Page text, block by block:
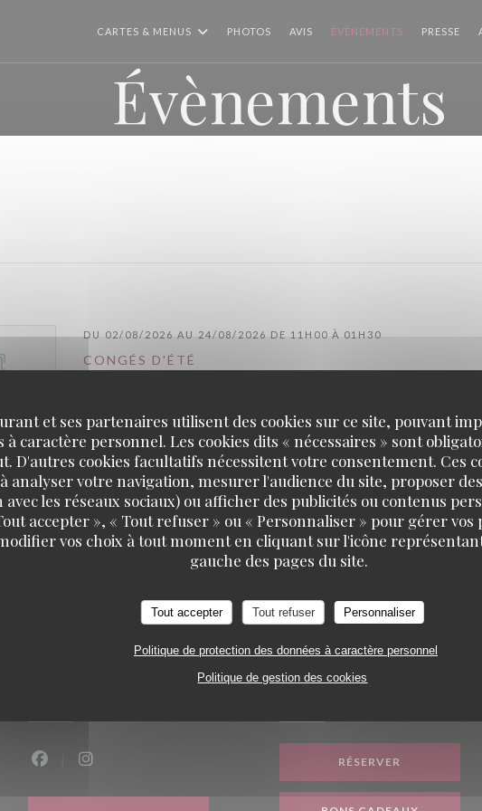
et ses partenaires utilisent des cookies sur ce site, pouvant
à caractère personnel. Les cookies dits « nécessaires » sont
D'autres cookies facultatifs nécessitent votre consentement. Ces
analyser votre navigation, mesurer l'audience du site, proposer
avec les réseaux sociaux) ou afficher des publicités ou contenus
accepter », « Tout refuser » ou « Personnaliser » pour gérer vos
vos choix à tout moment en cliquant sur l'icône
gauche des pages du site.
Tout accepter Tout refuser Personnaliser
Politique de protection des données à caractère personnel
Politique de gestion des cookies
CARTES & MENUS PHOTOS AVIS ÉVÈNEMENTS PRESSE
Évènements
DU 02/08/2026 AU 24/08/2026 DE 11H00 À 01H30
CONGÉS D'ÉTÉ
Le restaurant est fermé pour congés du dimanche 2 au lundi 24
(réouverture le mardi 25 août 2026).
nouvelle fenêtre)) RÉSERVER